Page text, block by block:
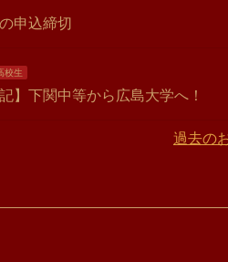
申込締切
校生
】下関中等から広島大学へ！
過去の